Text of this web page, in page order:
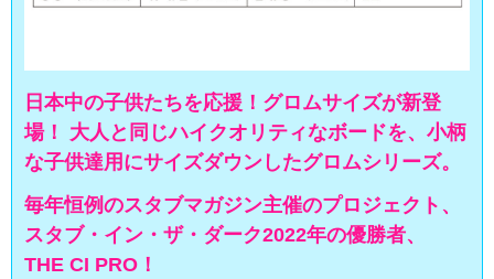
日本中の子供たちを応援！グロムサイズが新登
場！ 大人と同じハイクオリティなボードを、小柄
な子供達用にサイズダウンしたグロムシリーズ。
毎年恒例のスタブマガジン主催のプロジェクト、
スタブ・イン・ザ・ダーク2022年の優勝者、
THE CI PRO！